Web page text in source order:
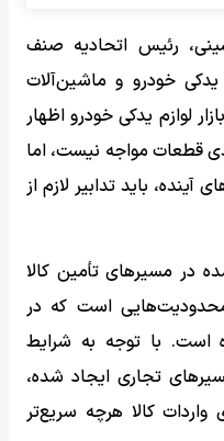
رئیس اتحادیه صنف
یدکی خودرو و ماشین‌آلات
لوازم یدکی خودرو اظهار
قطعات مواجه نیست، اما
آینده، باید تدابیر لازم از
در مسیرهای تأمین کالا
است که در
است. با توجه به شرایط
تجاری ایجاد شده،
کالا هرچه سریع‌تر